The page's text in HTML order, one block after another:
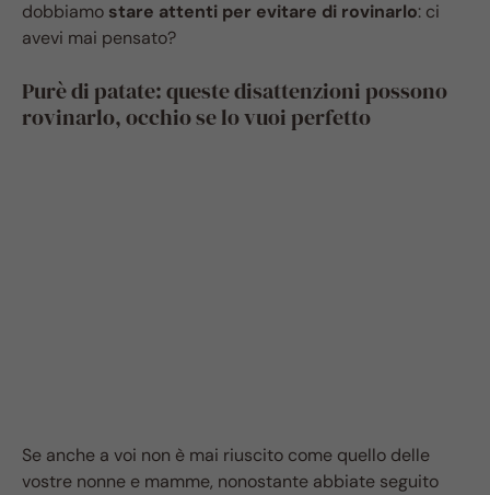
dobbiamo stare attenti per evitare di rovinarlo: ci
avevi mai pensato?
Purè di patate: queste disattenzioni possono
rovinarlo, occhio se lo vuoi perfetto
Se anche a voi non è mai riuscito come quello delle
vostre nonne e mamme, nonostante abbiate seguito